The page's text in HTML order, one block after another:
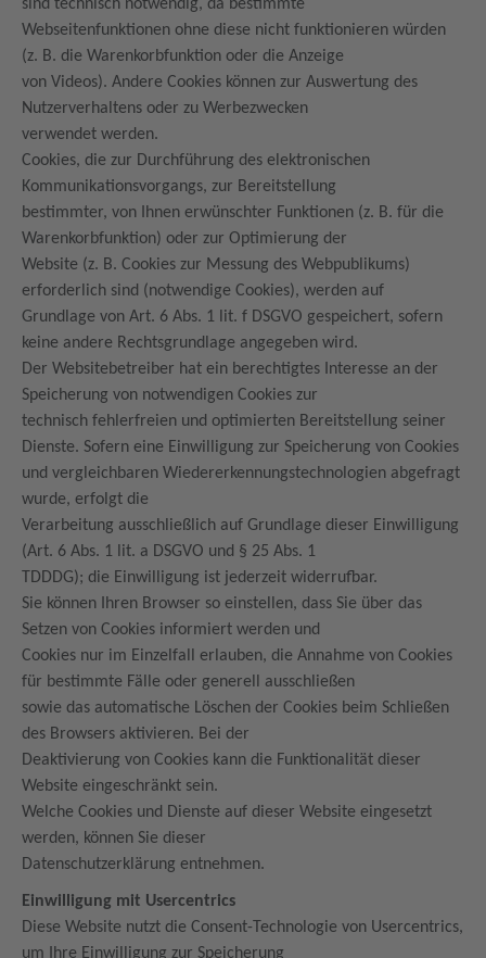
sind technisch notwendig, da bestimmte
Webseitenfunktionen ohne diese nicht funktionieren würden
(z. B. die Warenkorbfunktion oder die Anzeige
von Videos). Andere Cookies können zur Auswertung des
Nutzerverhaltens oder zu Werbezwecken
verwendet werden.
Cookies, die zur Durchführung des elektronischen
Kommunikationsvorgangs, zur Bereitstellung
bestimmter, von Ihnen erwünschter Funktionen (z. B. für die
Warenkorbfunktion) oder zur Optimierung der
Website (z. B. Cookies zur Messung des Webpublikums)
erforderlich sind (notwendige Cookies), werden auf
Grundlage von Art. 6 Abs. 1 lit. f DSGVO gespeichert, sofern
keine andere Rechtsgrundlage angegeben wird.
Der Websitebetreiber hat ein berechtigtes Interesse an der
Speicherung von notwendigen Cookies zur
technisch fehlerfreien und optimierten Bereitstellung seiner
Dienste. Sofern eine Einwilligung zur Speicherung von Cookies
und vergleichbaren Wiedererkennungstechnologien abgefragt
wurde, erfolgt die
Verarbeitung ausschließlich auf Grundlage dieser Einwilligung
(Art. 6 Abs. 1 lit. a DSGVO und § 25 Abs. 1
TDDDG); die Einwilligung ist jederzeit widerrufbar.
Sie können Ihren Browser so einstellen, dass Sie über das
Setzen von Cookies informiert werden und
Cookies nur im Einzelfall erlauben, die Annahme von Cookies
für bestimmte Fälle oder generell ausschließen
sowie das automatische Löschen der Cookies beim Schließen
des Browsers aktivieren. Bei der
Deaktivierung von Cookies kann die Funktionalität dieser
Website eingeschränkt sein.
Welche Cookies und Dienste auf dieser Website eingesetzt
werden, können Sie dieser
Datenschutzerklärung entnehmen.
Einwilligung mit Usercentrics
Diese Website nutzt die Consent-Technologie von Usercentrics,
um Ihre Einwilligung zur Speicherung